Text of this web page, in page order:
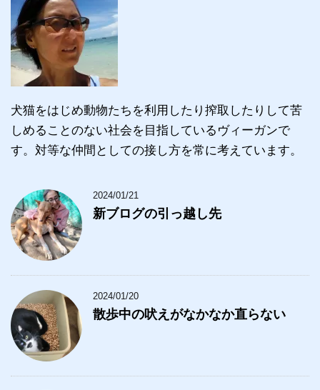
犬猫をはじめ動物たちを利用したり搾取したりして苦
しめることのない社会を目指しているヴィーガンで
す。対等な仲間としての接し方を常に考えています。
2024/01/21
新ブログの引っ越し先
2024/01/20
散歩中の吠えがなかなか直らない